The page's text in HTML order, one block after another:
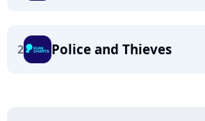
2 Police and Thieves